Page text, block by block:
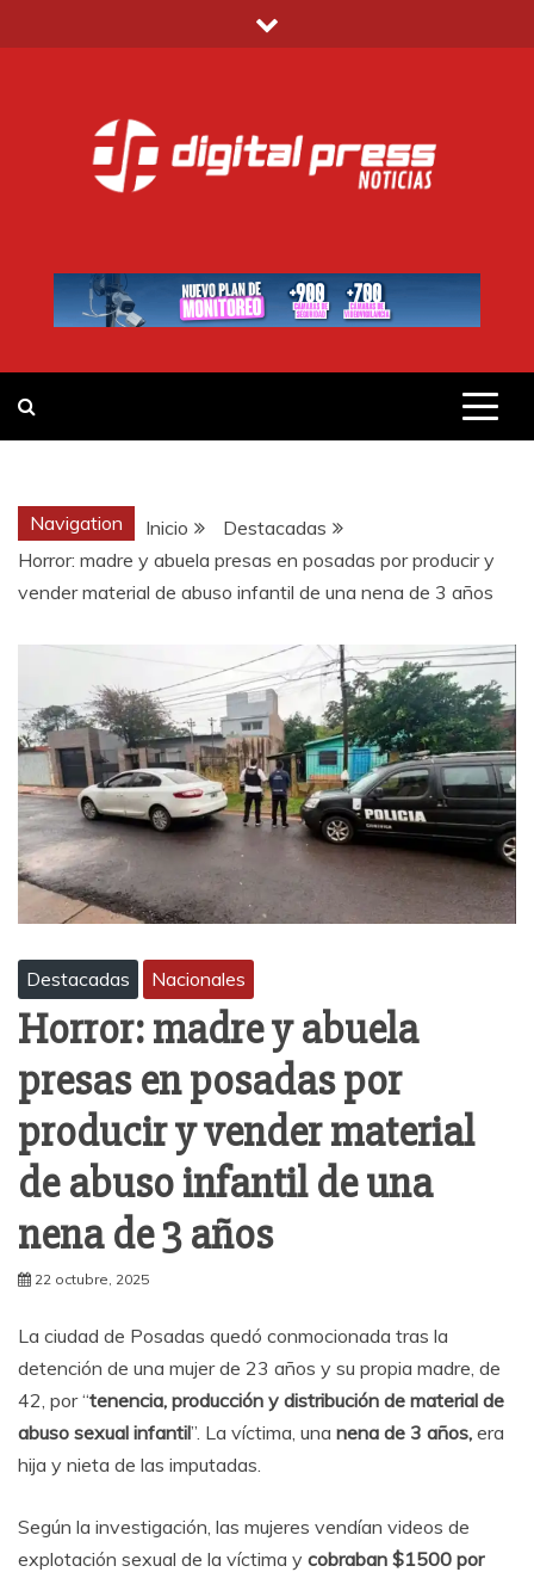
al
DIGITAL PRESS
Navigation Inicio
Destacadas
Horror: madre y abuela presas en posadas por producir y
vender material de abuso infantil de una nena de 3 años
Destacadas Nacionales
Horror: madre y abuela
presas en posadas por
producir y vender material
de abuso infantil de una
nena de 3 años
22 octubre, 2025
La ciudad de Posadas quedó conmocionada tras la
detención de una mujer de 23 años y su propia madre, de
42, por “tenencia, producción y distribución de material de
abuso sexual infantil”. La víctima, una nena de 3 años, era
hija y nieta de las imputadas.
Según la investigación, las mujeres vendían videos de
explotación sexual de la víctima y cobraban $1500 por